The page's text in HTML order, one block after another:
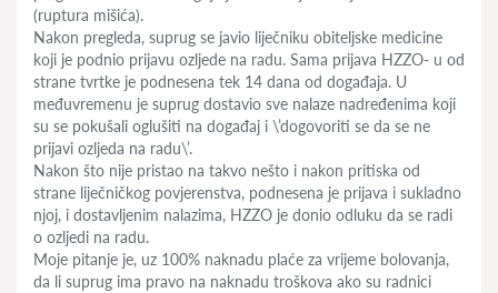
(ruptura mišića).
Nakon pregleda, suprug se javio liječniku obiteljske medicine
koji je podnio prijavu ozljede na radu. Sama prijava HZZO- u od
strane tvrtke je podnesena tek 14 dana od događaja. U
međuvremenu je suprug dostavio sve nalaze nadređenima koji
su se pokušali oglušiti na događaj i \’dogovoriti se da se ne
prijavi ozljeda na radu\’.
Nakon što nije pristao na takvo nešto i nakon pritiska od
strane liječničkog povjerenstva, podnesena je prijava i sukladno
njoj, i dostavljenim nalazima, HZZO je donio odluku da se radi
o ozljedi na radu.
Moje pitanje je, uz 100% naknadu plaće za vrijeme bolovanja,
da li suprug ima pravo na naknadu troškova ako su radnici